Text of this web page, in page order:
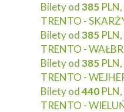
Bilety od385 PLN,
TRENTO -
Bilety od385 PLN,
TRENTO -
Bilety od385 PLN,
TRENTO -
Bilety od440 PLN,
TRENTO -